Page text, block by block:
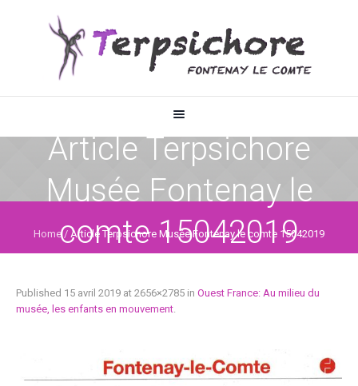
Article Terpsichore
Musée Fontenay le
comte 15042019
Home / Article Terpsichore Musée Fontenay le comte 15042019
Published 15 avril 2019 at 2656×2785 in Ouest France: Au milieu du
musée, les enfants en mouvement.